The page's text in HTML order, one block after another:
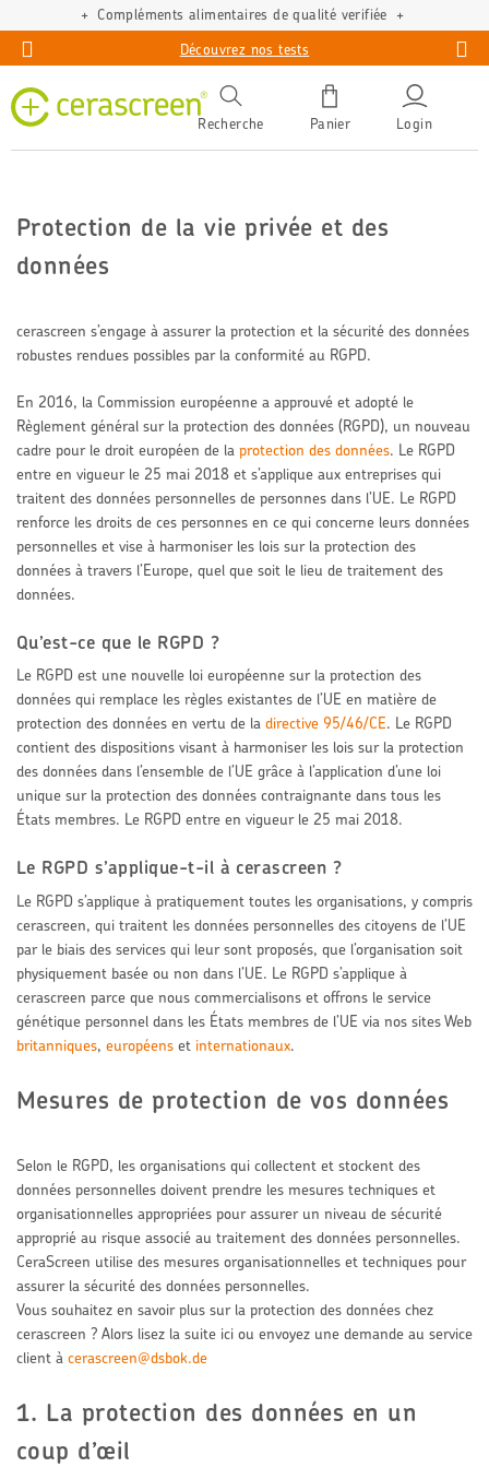
Compléments alimentaires de qualité verifiée
Découvrez nos tests
Recherche Panier Login
Protection de la vie privée et des
données
cerascreen s’engage à assurer la protection et la sécurité des données
robustes rendues possibles par la conformité au RGPD.
En 2016, la Commission européenne a approuvé et adopté le
Règlement général sur la protection des données (RGPD), un nouveau
cadre pour le droit européen de la protection des données. Le RGPD
entre en vigueur le 25 mai 2018 et s’applique aux entreprises qui
traitent des données personnelles de personnes dans l’UE. Le RGPD
renforce les droits de ces personnes en ce qui concerne leurs données
personnelles et vise à harmoniser les lois sur la protection des
données à travers l’Europe, quel que soit le lieu de traitement des
données.
Qu’est-ce que le RGPD ?
Le RGPD est une nouvelle loi européenne sur la protection des
données qui remplace les règles existantes de l’UE en matière de
protection des données en vertu de la directive 95/46/CE. Le RGPD
contient des dispositions visant à harmoniser les lois sur la protection
des données dans l’ensemble de l’UE grâce à l’application d’une loi
unique sur la protection des données contraignante dans tous les
États membres. Le RGPD entre en vigueur le 25 mai 2018.
Le RGPD s’applique-t-il à cerascreen ?
Le RGPD s’applique à pratiquement toutes les organisations, y compris
cerascreen, qui traitent les données personnelles des citoyens de l’UE
par le biais des services qui leur sont proposés, que l’organisation soit
physiquement basée ou non dans l’UE. Le RGPD s’applique à
cerascreen parce que nous commercialisons et offrons le service
génétique personnel dans les États membres de l’UE via nos sites Web
britanniques, européens et internationaux.
Mesures de protection de vos données
Selon le RGPD, les organisations qui collectent et stockent des
données personnelles doivent prendre les mesures techniques et
organisationnelles appropriées pour assurer un niveau de sécurité
approprié au risque associé au traitement des données personnelles.
CeraScreen utilise des mesures organisationnelles et techniques pour
assurer la sécurité des données personnelles.
Vous souhaitez en savoir plus sur la protection des données chez
cerascreen ? Alors lisez la suite ici ou envoyez une demande au service
client à cerascreen@dsbok.de
1. La protection des données en un
coup d’œil